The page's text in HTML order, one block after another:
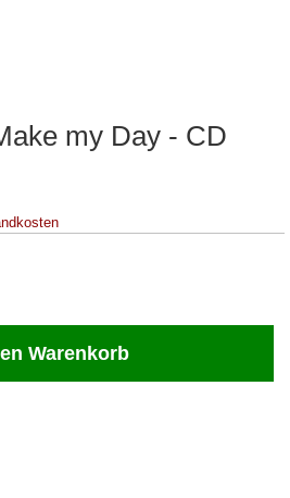
my Day - CD
Warenkorb